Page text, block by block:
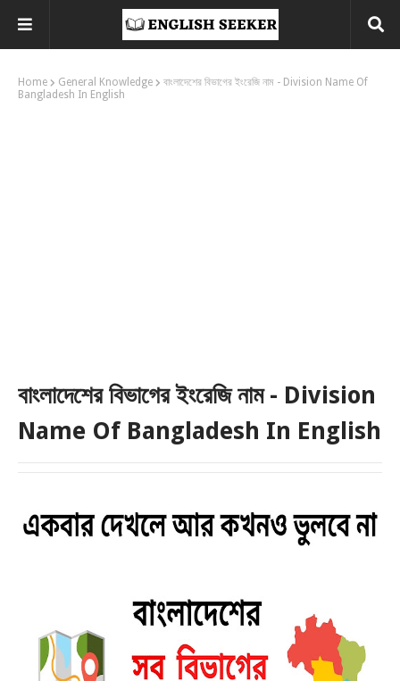
Home General Knowledge
বাংলাদেশের বিভাগের ইংরেজি নাম - Division Name Of
Bangladesh In English
বাংলাদেশের বিভাগের ইংরেজি নাম - Division
Name Of Bangladesh In English